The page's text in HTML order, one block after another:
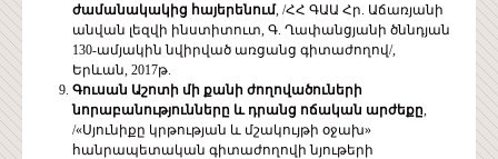
ժամանակակից հայերենում, /ՀՀ ԳԱԱ Հր. Աճառյանի
անվան լեզվի ինստիտուտ, Գ. Ղափանցյանի ծննդյան
130-ամյակին նվիրված առցանց գիտաժողով/,
Երևան, 2017թ.
Գուսան Աշոտի մի քանի ժողովածուների
նորաբանությունները և դրանց ոճական արժեքը,
/«Սյունիքը կրթության և մշակույթի օջախ»
հանրապետական գիտաժողովի նյութերի